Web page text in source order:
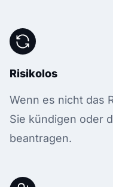
Risikolos
Wenn es nicht das
Sie kündigen oder
beantragen.